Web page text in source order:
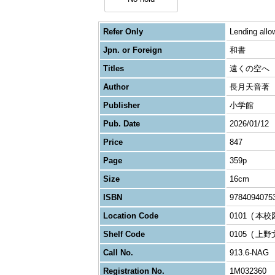
Refer Only
Lending
Jpn. or Foreign
和書
Titles
遠くの空へ
Author
長月天音著
Publisher
小学館
Pub. Date
2026/01/12
Price
847
Page
359p
Size
16cm
ISBN
Location Code
0101
本校
Shelf Code
0105
上野
Call No.
913.6-NAG
Registration No.
1M032360